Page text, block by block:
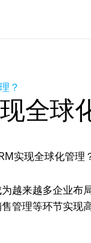
？
全球
越来越多企业
管理等环节实